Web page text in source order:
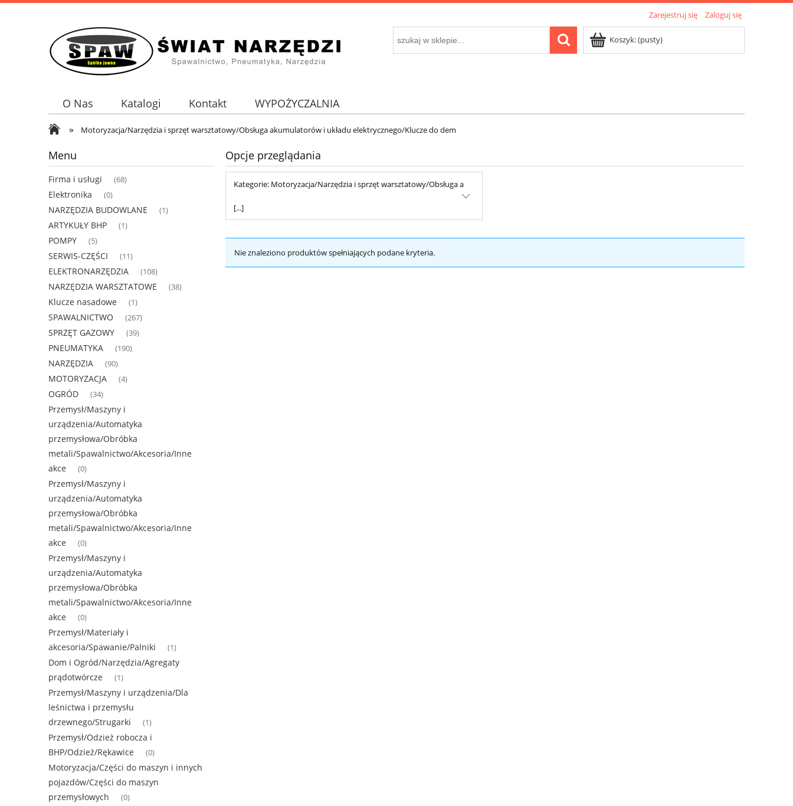
Zarejestruj się Zaloguj się
Koszyk:(pusty)
O Nas Katalogi Kontakt WYPOŻYCZALNIA
» Motoryzacja/Narzędzia i sprzęt warsztatowy/Obsługa akumulatorów i układu elektrycznego/Klucze do dem
Menu
Firma i usługi (68)
Elektronika (0)
NARZĘDZIA BUDOWLANE (1)
ARTYKUŁY BHP (1)
POMPY (5)
SERWIS-CZĘŚCI (11)
ELEKTRONARZĘDZIA (108)
NARZĘDZIA WARSZTATOWE (38)
Klucze nasadowe (1)
SPAWALNICTWO (267)
SPRZĘT GAZOWY (39)
PNEUMATYKA (190)
NARZĘDZIA (90)
MOTORYZACJA (4)
OGRÓD (34)
Przemysł/Maszyny i
urządzenia/Automatyka
przemysłowa/Obróbka
metali/Spawalnictwo/Akcesoria/Inne
akce
(0)
Przemysł/Maszyny i
urządzenia/Automatyka
przemysłowa/Obróbka
metali/Spawalnictwo/Akcesoria/Inne
akce
(0)
Przemysł/Maszyny i
urządzenia/Automatyka
przemysłowa/Obróbka
metali/Spawalnictwo/Akcesoria/Inne
akce
(0)
Przemysł/Materiały i
akcesoria/Spawanie/Palniki
(1)
Dom i Ogród/Narzędzia/Agregaty
prądotwórcze
(1)
Przemysł/Maszyny i urządzenia/Dla
leśnictwa i przemysłu
drzewnego/Strugarki
(1)
Przemysł/Odzież robocza i
BHP/Odzież/Rękawice
(0)
Motoryzacja/Części do maszyn i innych
pojazdów/Części do maszyn
przemysłowych
(0)
Opcje przeglądania
Kategorie: Motoryzacja/Narzędzia i sprzęt warsztatowy/Obsługa a
[...]
Nie znaleziono produktów spełniających podane kryteria.